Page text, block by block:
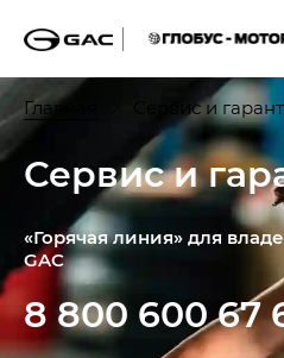
Главная Сервис и
Сервис и
«Горячая линия» для
GAC
8 800 600 67